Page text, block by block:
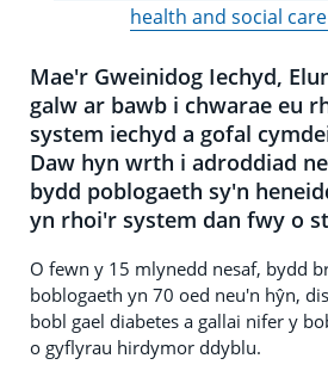
health and social
Mae'r Gweinidog Iechyd,
galw ar bawb i chwarae eu
system iechyd a gofal
Daw hyn wrth i adroddiad
bydd poblogaeth sy'n
yn rhoi'r system dan fwy o
O fewn y 15 mlynedd nesaf, bydd
boblogaeth yn 70 oed neu'n hŷn,
bobl gael diabetes a gallai nifer y
o gyflyrau hirdymor ddyblu.